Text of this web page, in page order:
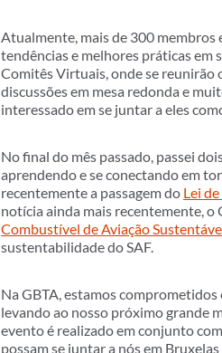
Atualmente, mais de 300 membros
tendências e melhores práticas em
Comitês Virtuais, onde se
discussões em mesa redonda e
interessado em se juntar a eles
No final do mês passado, passei
aprendendo e se conectando em
recentemente a passagem do Lei
notícia ainda mais recentemente, o
Combustível de Aviação
sustentabilidade do SAF.
Na GBTA, estamos
levando ao nosso próximo grande
evento é realizado em conjunto
possam se juntar a nós em